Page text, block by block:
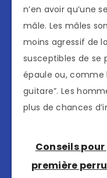
n’en avoir qu’une
mâle. Les mâles
moins agressif de
susceptibles de se
épaule ou, comme
guitare”. Les
plus de chances
Conseils
première